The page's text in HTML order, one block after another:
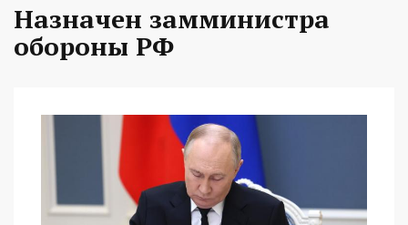
Назначен замминистра
обороны РФ